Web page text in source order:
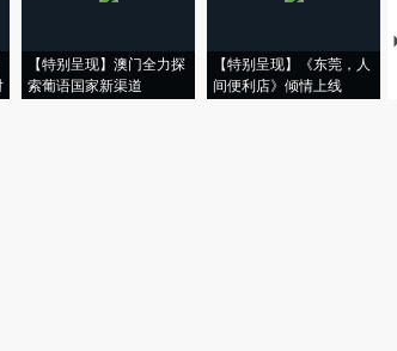
【特别呈现】澳门全力探
索葡语国家新渠道
【特别呈现】《东莞，人
间便利店》倾情上线